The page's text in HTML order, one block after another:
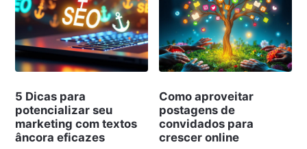
5 Dicas para
potencializar seu
marketing com textos
âncora eficazes
Como aproveitar
postagens de
convidados para
crescer online